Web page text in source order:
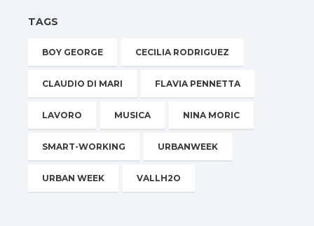
TAGS
BOY GEORGE CECILIA RODRIGUEZ
CLAUDIO DI MARI FLAVIA PENNETTA
LAVORO MUSICA NINA MORIC
SMART-WORKING URBANWEEK
URBAN WEEK VALLH2O